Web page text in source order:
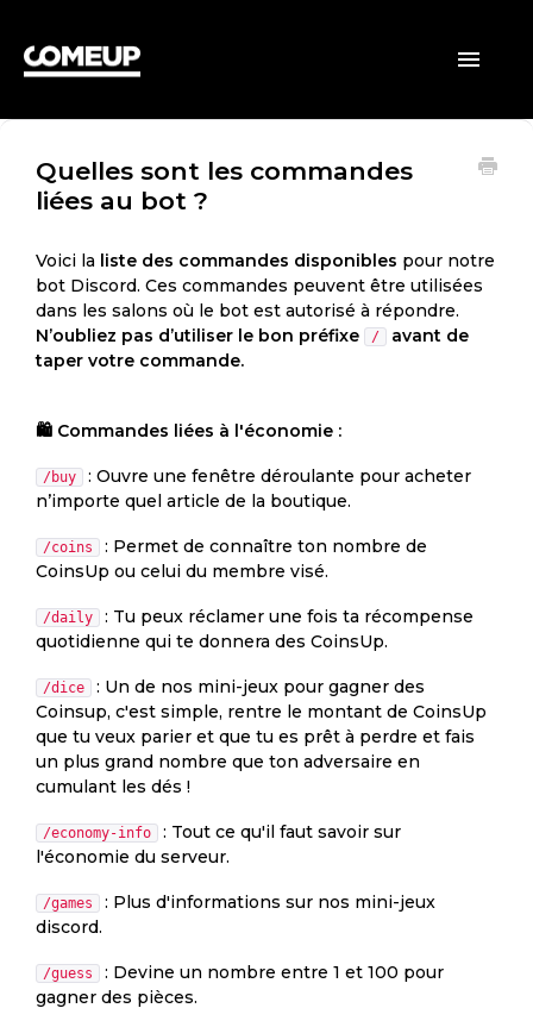
Toggle
VENDEURS
Quelles sont les commandes
liées au bot ?
Voici la liste des commandes disponibles pour notre
bot Discord. Ces commandes peuvent être utilisées
dans les salons où le bot est autorisé à répondre.
N’oubliez pas d’utiliser le bon préfixe
/
avant de
taper votre commande.
🛍 Commandes liées à l'économie :
/buy
: Ouvre une fenêtre déroulante pour acheter
n’importe quel article de la boutique.
/coins
: Permet de connaître ton nombre de
CoinsUp ou celui du membre visé.
/daily
: Tu peux réclamer une fois ta récompense
quotidienne qui te donnera des CoinsUp.
/dice
: Un de nos mini-jeux pour gagner des
Coinsup, c'est simple, rentre le montant de CoinsUp
que tu veux parier et que tu es prêt à perdre et fais
un plus grand nombre que ton adversaire en
cumulant les dés !
/economy-info
: Tout ce qu'il faut savoir sur
l'économie du serveur.
/games
: Plus d'informations sur nos mini-jeux
discord.
/guess
: Devine un nombre entre 1 et 100 pour
gagner des pièces.